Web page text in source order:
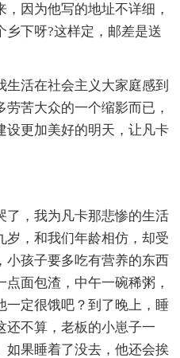
因为他写的地址不详细，
乡下呀?这样定，邮差是送
活在社会主义大家庭感到
苦大众的一个缩影而已，
设更加美好的明天，让凡卡
了，我为凡卡那悲惨的生活
岁，和我们年龄相仿，却受
小孩子要多吃有营养的东西
面包渣，中午一碗稀粥，
一定很饿吧？到了晚上，睡
还不算，老板的小崽子一
如果睡着了没去，他还会挨